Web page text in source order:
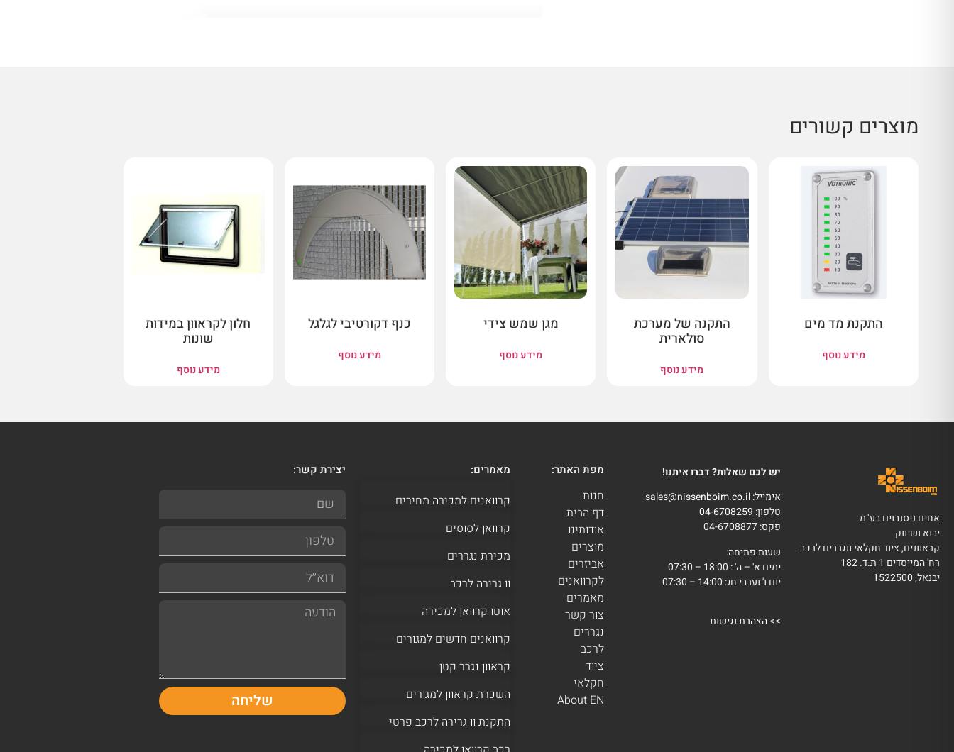
מוצרים קשורים
התקנת מד מים
מידע נוסף
התקנה של מערכת
סולארית
מידע נוסף
מגן שמש צידי
מידע נוסף
כנף דקורטיבי לגלגל
מידע נוסף
חלון לקראוון במידות
שונות
מידע נוסף
אחים ניסנבוים בע"מ
יבוא ושיווק
קראוונים, ציוד חקלאי ונגררים לרכב
רח' המייסדים 1 ת.ד. 182
יבנאל, 1522500
יש לכם שאלות? דברו איתנו!
אימייל:sales@nissenboim.co.il
טלפון: 04-6708259
פקס: 04-6708877
שעות פתיחה:
ימים א' – ה' : 18:00 – 07:30
יום ו' וערבי חג: 14:00 – 07:30
>>הצהרת נגישות
מפת האתר:
חנות
דף הבית
אודותינו
מוצרים
אביזרים
לקרוואנים
מאמרים
צור קשר
נגררים
לרכב
ציוד
חקלאי
About EN
מאמרים:
קרוואנים למכירה מחירים
קרוואן לסוסים
מכירת נגררים
וו גרירה לרכב
אוטו קרוואן למכירה
קרוואנים חדשים למגורים
קראוון נגרר קטן
השכרת קראוון למגורים
התקנת וו גרירה לרכב פרטי
יצירת קשר:
שליחה